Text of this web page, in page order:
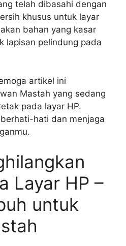
telah dibasahi dengan
khusus untuk layar
bahan yang kasar
lapisan pelindung pada
artikel ini
Mastah yang sedang
pada layar HP.
hati dan menjaga
Layar HP –
untuk